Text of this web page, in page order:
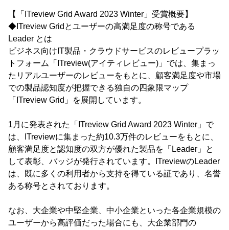
【「ITreview Grid Award 2023 Winter」受賞概要】
◆ITreview Gridとユーザーの高満足度の称号である
Leader とは
ビジネス向けIT製品・クラウドサービスのレビュープラッ
トフォーム「ITreview(アイティレビュー)」では、集まっ
たリアルユーザーのレビューをもとに、顧客満足度や市場
での製品認知度が把握できる独自の四象限マップ
「ITreview Grid」を展開しています。
1月に発表された「ITreview Grid Award 2023 Winter」で
は、ITreviewに集まった約10.3万件のレビューをもとに、
顧客満足度と認知度の双方が優れた製品を「Leader」と
して表彰、バッジが発行されています。ITreviewのLeader
は、既に多くの利用者から支持を得ている証であり、名誉
ある称号とされております。
なお、大企業や中堅企業、中小企業といった各企業規模の
ユーザーから高評価だった場合にも、大企業部門の